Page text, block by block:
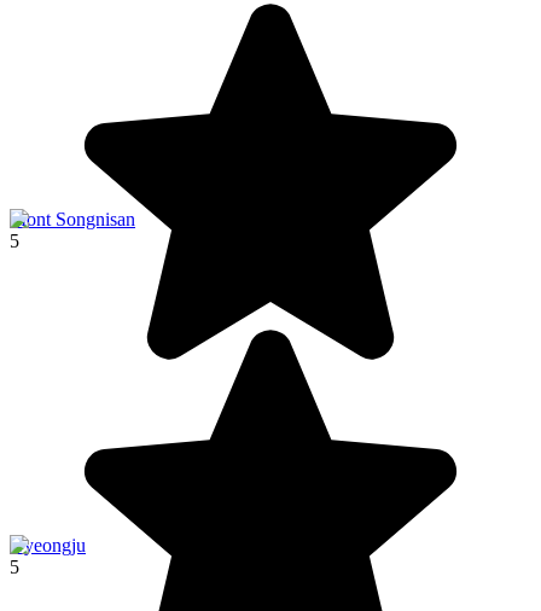
Mont Songnisan
5
Gyeongju
5